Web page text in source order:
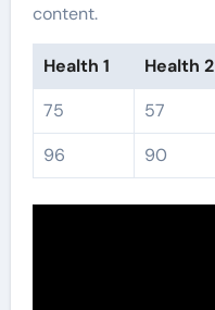
content.
Health 1 Health 2
75
57
96
90